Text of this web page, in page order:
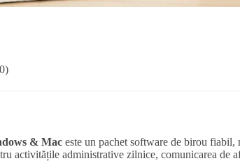
& Mac este un pachet software de birou
activitățile administrative zilnice, comunicarea de